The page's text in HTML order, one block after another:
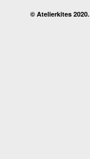
© Atelierkites 2020.